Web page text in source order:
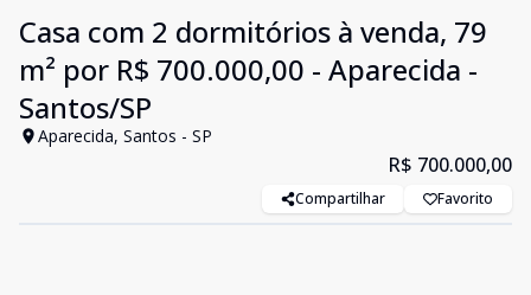
Casa com 2 dormitórios à venda, 79
m² por R$ 700.000,00 - Aparecida -
Santos/SP
Aparecida, Santos - SP
R$ 700.000,00
Compartilhar Favorito